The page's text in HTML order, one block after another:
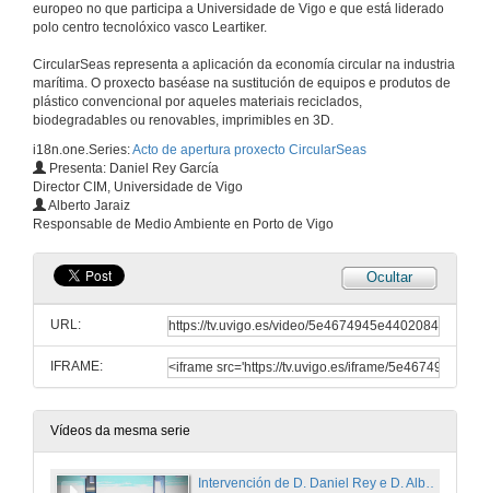
europeo no que participa a Universidade de Vigo e que está liderado
polo centro tecnolóxico vasco Leartiker.
CircularSeas representa a aplicación da economía circular na industria
marítima. O proxecto baséase na sustitución de equipos e produtos de
plástico convencional por aqueles materiais reciclados,
biodegradables ou renovables, imprimibles en 3D.
i18n.one.Series:Acto de apertura proxecto CircularSeas
Presenta: Daniel Rey García
Director CIM, Universidade de Vigo
Alberto Jaraiz
Responsable de Medio Ambiente en Porto de Vigo
Ocultar
URL:
IFRAME:
Vídeos da mesma serie
Intervención de D. Daniel Rey e D. Alberto Jaraiz